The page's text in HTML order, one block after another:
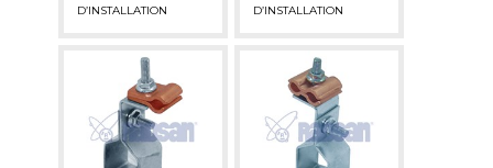
D’INSTALLATION
D’INSTALLATION